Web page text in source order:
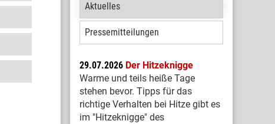
Aktuelles
Pressemitteilungen
29.07.2026 Der Hitzeknigge
Warme und teils heiße Tage
stehen bevor. Tipps für das
richtige Verhalten bei Hitze gibt es
im "Hitzeknigge" des